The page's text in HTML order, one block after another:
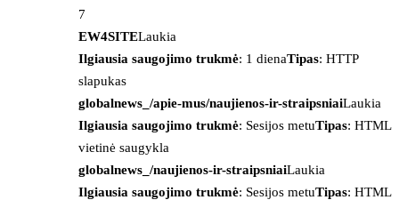
7
EW4SITELaukia
Ilgiausia saugojimo trukmė: 1 dienaTipas: HTTP
slapukas
globalnews_/apie-mus/naujienos-ir-straipsniaiLaukia
Ilgiausia saugojimo trukmė: Sesijos metuTipas: HTML
vietinė saugykla
globalnews_/naujienos-ir-straipsniaiLaukia
Ilgiausia saugojimo trukmė: Sesijos metuTipas: HTML